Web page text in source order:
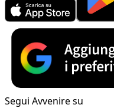
Segui Avvenire su